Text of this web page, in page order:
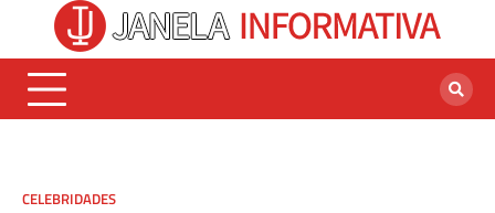
content
CELEBRIDADES